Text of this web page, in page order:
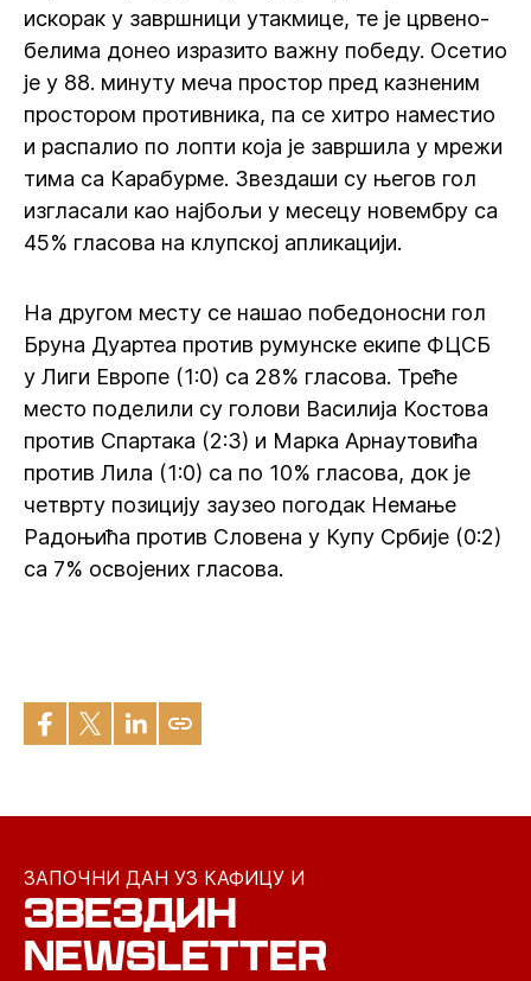
искорак у завршници утакмице, те је црвено-
белима донео изразито важну победу. Осетио
је у 88. минуту меча простор пред казненим
простором противника, па се хитро наместио
и распалио по лопти која је завршила у мрежи
тима са Карабурме. Звездаши су његов гол
изгласали као најбољи у месецу новембру са
45% гласова на клупској апликацији.
На другом месту се нашао победоносни гол
Бруна Дуартеа против румунске екипе ФЦСБ
у Лиги Европе (1:0) са 28% гласова. Треће
место поделили су голови Василија Костова
против Спартака (2:3) и Марка Арнаутовића
против Лила (1:0) са по 10% гласова, док је
четврту позицију заузео погодак Немање
Радоњића против Словена у Купу Србије (0:2)
са 7% освојених гласова.
ЗАПОЧНИ ДАН УЗ КАФИЦУ И
ЗВЕЗДИН
NEWSLETTER